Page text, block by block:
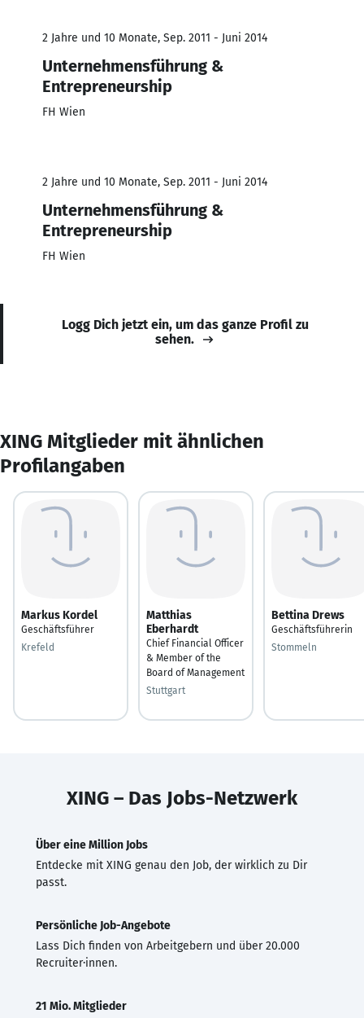
2 Jahre und 10 Monate, Sep. 2011 - Juni 2014
Unternehmensführung &
Entrepreneurship
FH Wien
2 Jahre und 10 Monate, Sep. 2011 - Juni 2014
Unternehmensführung &
Entrepreneurship
FH Wien
Logg Dich jetzt ein, um das ganze Profil zu
sehen.
XING Mitglieder mit ähnlichen
Profilangaben
Markus Kordel
Geschäftsführer
Krefeld
Matthias
Eberhardt
Chief Financial Officer
& Member of the
Board of Management
Stuttgart
Bettina Drews
Geschäftsführerin
Stommeln
XING – Das Jobs-Netzwerk
Über eine Million Jobs
Entdecke mit XING genau den Job, der wirklich zu Dir
passt.
Persönliche Job-Angebote
Lass Dich finden von Arbeitgebern und über 20.000
Recruiter·innen.
21 Mio. Mitglieder